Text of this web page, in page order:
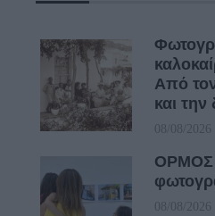
Από
και την
08/08/2026
ΟΡΜΟΣ
08/08/2026